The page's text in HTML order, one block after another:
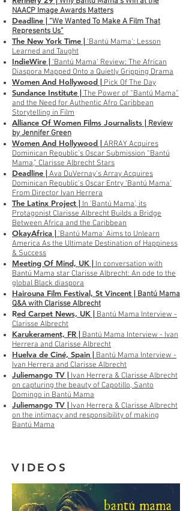
NAACP Image Awards Matters
Deadline | “We Wanted To Make A Film That
Represents Us”
The New York Time | ‘Bantú Mama’: Lesson
Learned and Taught
IndieWire | ‘Bantú Mama’ Review: The African
Diaspora Mapped Onto a Quietly Gripping Drama
Women And Hollywood | Pick Of The Day
Sundance Institute | The Power of “Bantú Mama”
and the Need for Authentic Afro Caribbean
Storytelling in Film
Alliance Of Women Films Journalists | Review
by Jennifer Green
Women And Hollywood | ARRAY Acquires
Dominican Republic’s Oscar Submission “Bantú
Mama,” Clarisse Albrecht Stars
Deadline | Ava DuVernay’s Array Acquires
Dominican Republic’s Oscar Entry ‘Bantú Mama’
From Director Ivan Herrera
The Latinx Project | In 'Bantú Mama', its
Protagonist Clarisse Albrecht Builds a Bridge
Between Africa and the Caribbean
OkayAfrica | 'Bantú Mama' Aims to Unlearn
America As the Ultimate Destination of Happiness
& Success
Meeting Of Mind, UK | In conversation with
Bantú Mama star Clarisse Albrecht: An ode to the
global Black diaspora
Hairouna Film Festival, St Vincent | Bantú Mama
Q&A with Clarisse Albrecht
Red Carpet News, UK | Bantú Mama Interview -
Clarisse Albrecht
Karukerament, FR | Bantú Mama Interview - Ivan
Herrera and Clarisse Albrecht
Huelva de Ciné, Spain | Bantú Mama Interview -
Ivan Herrera and Clarisse Albrecht
Juliemango TV | Ivan Herrera & Clarisse Albrecht
on capturing the beauty of Capotillo, Santo
Domingo in Bantú Mama
Juliemango TV | Ivan Herrera & Clarisse Albrecht
on the intimacy and responsibility of making
Bantú Mama
VIDEOS